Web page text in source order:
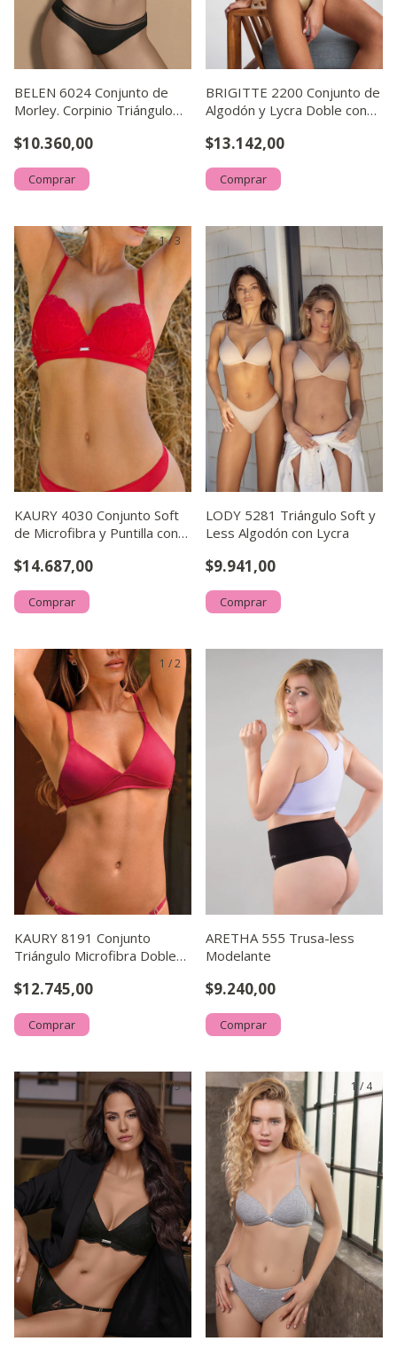
BELEN 6024 Conjunto de
Morley. Corpinio Triángulo
Personalizado. Colaless
$10.360,00
Comprar
BRIGITTE 2200 Conjunto de
Algodón y Lycra Doble con
$13.142,00
Comprar
1/3
KAURY 4030 Conjunto Soft
de Microfibra y Puntilla con
$14.687,00
Comprar
LODY 5281 Triángulo Soft y
Less Algodón con Lycra
$9.941,00
Comprar
1 /2
KAURY 8191 Conjunto
Triángulo Microfibra Doble
$12.745,00
Comprar
ARETHA 555 Trusa-less
Modelante
$9.240,00
Comprar
1/5 1/ 4